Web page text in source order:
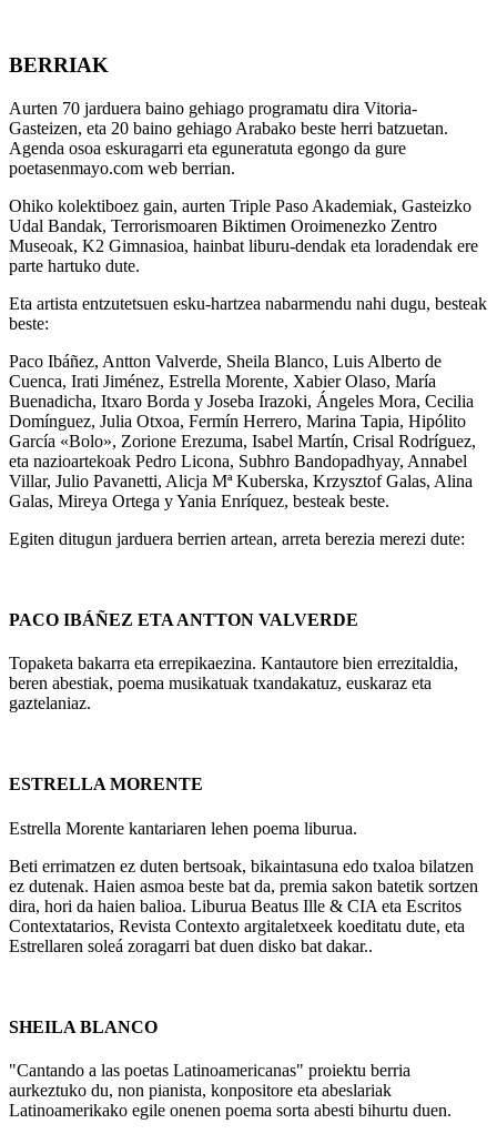
BERRIAK
Aurten 70 jarduera baino gehiago programatu dira Vitoria-
Gasteizen, eta 20 baino gehiago Arabako beste herri batzuetan.
Agenda osoa eskuragarri eta eguneratuta egongo da gure
poetasenmayo.com web berrian.
Ohiko kolektiboez gain, aurten Triple Paso Akademiak, Gasteizko
Udal Bandak, Terrorismoaren Biktimen Oroimenezko Zentro
Museoak, K2 Gimnasioa, hainbat liburu-dendak eta loradendak ere
parte hartuko dute.
Eta artista entzutetsuen esku-hartzea nabarmendu nahi dugu, besteak
beste:
Paco Ibáñez, Antton Valverde, Sheila Blanco, Luis Alberto de
Cuenca, Irati Jiménez, Estrella Morente, Xabier Olaso, María
Buenadicha, Itxaro Borda y Joseba Irazoki, Ángeles Mora, Cecilia
Domínguez, Julia Otxoa, Fermín Herrero, Marina Tapia, Hipólito
García «Bolo», Zorione Erezuma, Isabel Martín, Crisal Rodríguez,
eta nazioartekoak Pedro Licona, Subhro Bandopadhyay, Annabel
Villar, Julio Pavanetti, Alicja Mª Kuberska, Krzysztof Galas, Alina
Galas, Mireya Ortega y Yania Enríquez, besteak beste.
Egiten ditugun jarduera berrien artean, arreta berezia merezi dute:
PACO IBÁÑEZ ETA ANTTON VALVERDE
Topaketa bakarra eta errepikaezina. Kantautore bien errezitaldia,
beren abestiak, poema musikatuak txandakatuz, euskaraz eta
gaztelaniaz.
ESTRELLA MORENTE
Estrella Morente kantariaren lehen poema liburua.
Beti errimatzen ez duten bertsoak, bikaintasuna edo txaloa bilatzen
ez dutenak. Haien asmoa beste bat da, premia sakon batetik sortzen
dira, hori da haien balioa. Liburua Beatus Ille & CIA eta Escritos
Contextatarios, Revista Contexto argitaletxeek koeditatu dute, eta
Estrellaren soleá zoragarri bat duen disko bat dakar..
SHEILA BLANCO
"Cantando a las poetas Latinoamericanas" proiektu berria
aurkeztuko du, non pianista, konpositore eta abeslariak
Latinoamerikako egile onenen poema sorta abesti bihurtu duen.